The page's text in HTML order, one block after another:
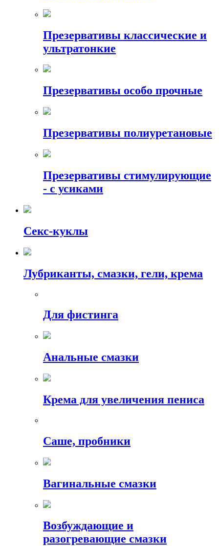
Презервативы классические и
ультратонкие
Презервативы особо прочные
Презервативы полиуретановые
Презервативы стимулирующие
- с усиками
Секс-куклы
Лубриканты, смазки, гели, крема
Для фистинга
Анальные смазки
Крема для увеличения пениса
Саше, пробники
Вагинальные смазки
Возбуждающие и
разогревающие смазки